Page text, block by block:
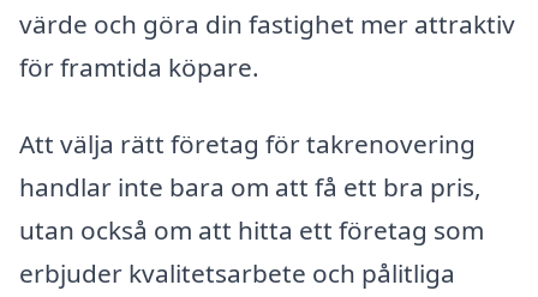
värde och göra din fastighet mer attraktiv
för framtida köpare.
Att välja rätt företag för takrenovering
handlar inte bara om att få ett bra pris,
utan också om att hitta ett företag som
erbjuder kvalitetsarbete och pålitliga